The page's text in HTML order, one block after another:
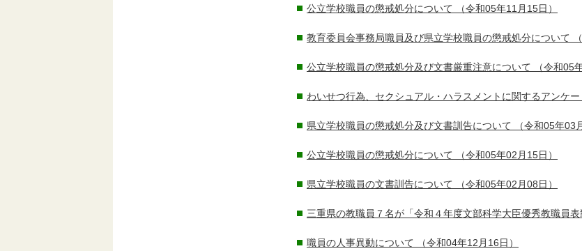
公立学校職員の懲戒処分について （令和05年11月15日）
教育委員会事務局職員及び県立学校職員の懲戒処分について
公立学校職員の懲戒処分及び文書厳重注意について （令和05
わいせつ行為、セクシュアル・ハラスメントに関するアンケ
県立学校職員の懲戒処分及び文書訓告について （令和05年03
公立学校職員の懲戒処分について （令和05年02月15日）
県立学校職員の文書訓告について （令和05年02月08日）
三重県の教職員７名が「令和４年度文部科学大臣優秀教職員
職員の人事異動について （令和04年12月16日）